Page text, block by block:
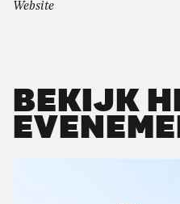
Website
BEKIJK